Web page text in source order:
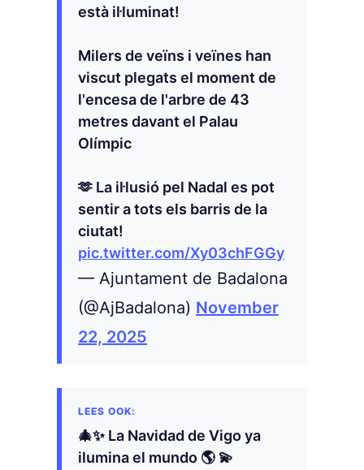
està il·luminat!
Milers de veïns i veïnes han
viscut plegats el moment de
l'encesa de l'arbre de 43
metres davant el Palau
Olímpic
🫶 La il·lusió pel Nadal es pot
sentir a tots els barris de la
ciutat!
pic.twitter.com/Xy03chFGGy
— Ajuntament de Badalona
(@AjBadalona) November
22, 2025
🎄✨️ La Navidad de Vigo ya
ilumina el mundo 🌎 💫